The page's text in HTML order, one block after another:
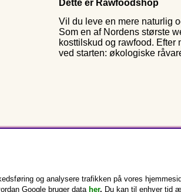
Dette er Rawfoodshop
Vil du leve en mere naturlig
Som en af Nordens største
kosttilskud og rawfood. Efter
ved starten: økologiske
og analysere trafikken på vores
Google bruger data her. Du kan til enhver tid